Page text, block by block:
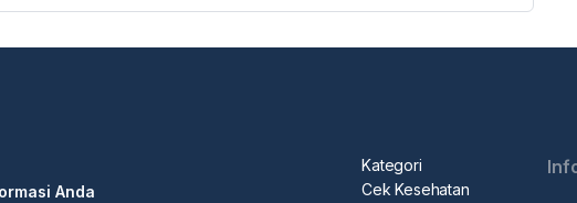
Anda
Kategori
Cek Kesehatan